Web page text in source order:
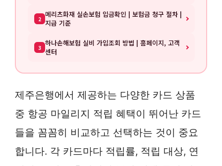
2 메리츠화재 실손보험 입금확인 | 보험금 청구 절차 |
지급 기준
3 하나손해보험 실비 가입조회 방법 | 홈페이지, 고객
센터
제주은행에서 제공하는 다양한 카드 상품
중 항공 마일리지 적립 혜택이 뛰어난 카드
들을 꼼꼼히 비교하고 선택하는 것이 중요
합니다. 각 카드마다 적립률, 적립 대상, 연